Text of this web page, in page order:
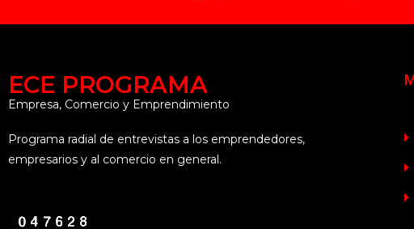
ECE PROGRAMA
Empresa, Comercio y Emprendimiento
Programa radial de entrevistas a los emprendedores,
empresarios y al comercio en general.